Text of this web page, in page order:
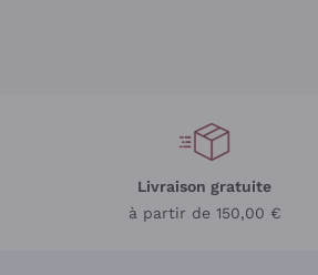
Livraison gratuite
à partir de 150,00 €